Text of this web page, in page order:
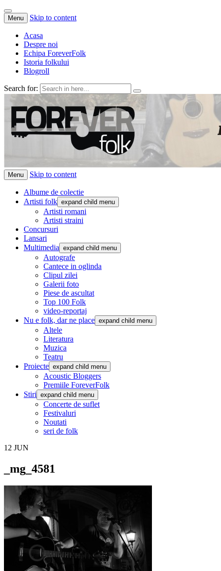
Menu Skip to content
Acasa
Despre noi
Echipa ForeverFolk
Istoria folkului
Blogroll
Search for:
ForeverFolk
Muzica sufletului tau
Menu Skip to content
Albume de colectie
Artisti folk expand child menu
Artisti romani
Artisti straini
Concursuri
Lansari
Multimedia expand child menu
Autografe
Cantece in oglinda
Clipul zilei
Galerii foto
Piese de ascultat
Top 100 Folk
video-reportaj
Nu e folk, dar ne place expand child menu
Altele
Literatura
Muzica
Teatru
Proiecte expand child menu
Acoustic Bloggers
Premiile ForeverFolk
Stiri expand child menu
Concerte de suflet
Festivaluri
Noutati
seri de folk
12 JUN
_mg_4581